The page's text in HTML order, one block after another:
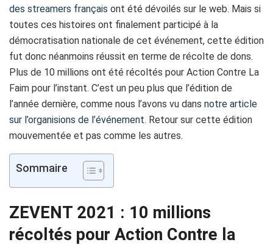
des streamers français ont été dévoilés sur le web. Mais si
toutes ces histoires ont finalement participé à la
démocratisation nationale de cet événement, cette édition
fut donc néanmoins réussit en terme de récolte de dons.
Plus de 10 millions ont été récoltés pour Action Contre La
Faim pour l’instant. C’est un peu plus que l’édition de
l’année dernière, comme nous l’avons vu dans notre article
sur l’organisions de l’événement. Retour sur cette édition
mouvementée et pas comme les autres.
Sommaire
ZEVENT 2021 : 10 millions
récoltés pour Action Contre la